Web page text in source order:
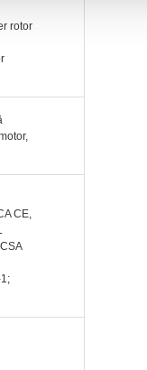
rotor
CE,